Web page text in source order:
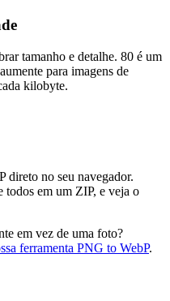
tamanho e detalhe. 80 é um
para imagens de
kilobyte.
direto no seu navegador.
todos em um ZIP, e veja o
em vez de uma foto?
ferramenta PNG to WebP.